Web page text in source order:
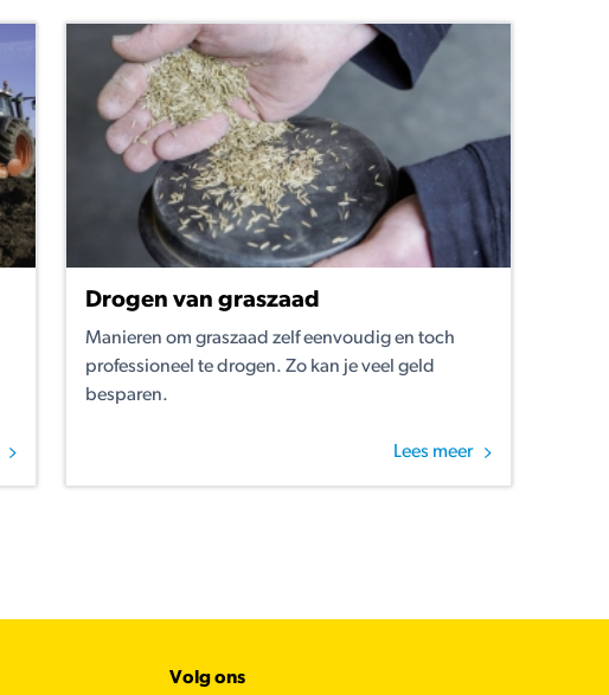
Drogen van graszaad
Manieren om graszaad zelf eenvoudig en toch
professioneel te drogen. Zo kan je veel geld
besparen.
Lees meer
Volg ons